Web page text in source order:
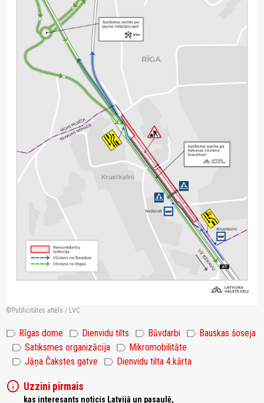
Publicitātes attēls / LVC
label Rīgas dome label Dienvidu tilts label Būvdarbi label Bauskas šoseja
label Satiksmes organizācija label Mikromobilitāte
label Jāņa Čakstes gatve label Dienvidu tilta 4.kārta
info Uzzini pirmais
kas interesants noticis Latvijā un pasaulē,